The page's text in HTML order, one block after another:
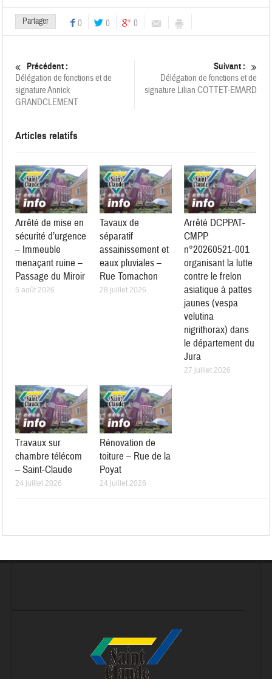
Partager 0 0 0
Précédent :
Délégation de fonctions et de
signature Annick
GRANDCLEMENT
Suivant :
Délégation de fonctions et de
signature Lilian COTTET-EMARD
Articles relatifs
Arrêté de mise en
sécurité d’urgence
– Immeuble
menaçant ruine –
Passage du Miroir
5 août 2026
Tavaux de
séparatif
assainissement et
eaux pluviales –
Rue Tomachon
28 juillet 2026
Arrêté DCPPAT-
CMPP
n°20260521-001
organisant la lutte
contre le frelon
asiatique à pattes
jaunes (vespa
velutina
nigrithorax) dans
le département du
Jura
27 juillet 2026
Travaux sur
chambre télécom
– Saint-Claude
24 juillet 2026
Rénovation de
toiture – Rue de la
Poyat
24 juillet 2026